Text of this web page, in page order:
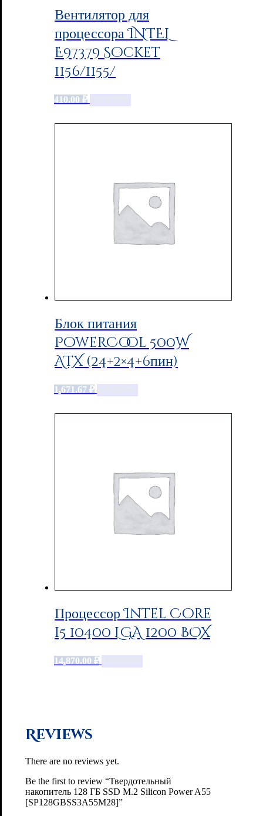
Вентилятор для
процессора INTEL
E97379 Socket
1156/1155/
410.00 ₽
Блок питания
PowerCool 500W
ATX (24+2×4+6пин)
1,671.67 ₽
Процессор Intel Core
i5 10400 LGA 1200 BOX
14,870.00 ₽
Reviews
There are no reviews yet.
Be the first to review “Твердотельный
накопитель 128 ГБ SSD M.2 Silicon Power A55
[SP128GBSS3A55M28]”